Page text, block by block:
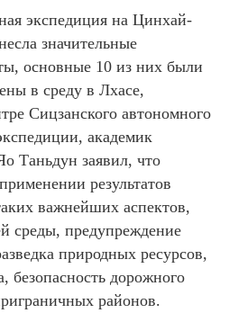
экспедиция на Цинхай-
значительные
основные 10 из них были
в среду в Лхасе,
Сицзанского автономного
академик
Таньдун заявил, что
результатов
важнейших аспектов,
среды, предупреждение
природных ресурсов,
безопасность дорожного
районов.